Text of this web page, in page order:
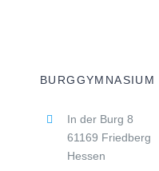
BURGGYMNASIUM
In der Burg 8
61169 Friedberg
Hessen